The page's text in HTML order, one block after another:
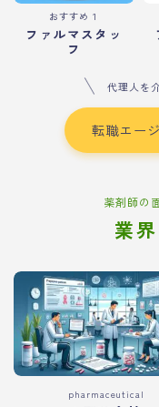
おすすめ１
ファルマスタッ
フ
代理人を
転職エー
薬剤師の
業
pharmaceutical